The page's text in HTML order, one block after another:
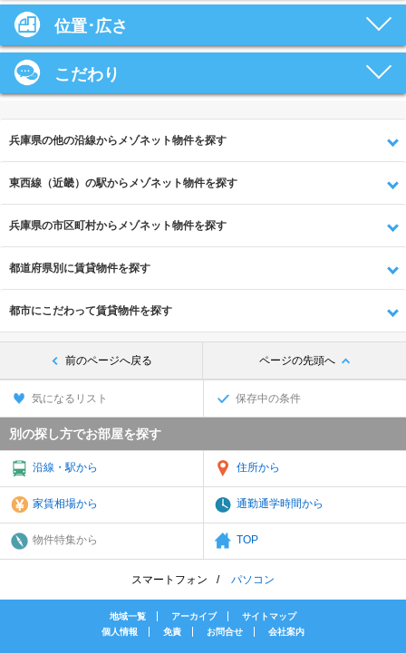
位置･広さ
こだわり
兵庫県の他の沿線からメゾネット物件を探す
東西線（近畿）の駅からメゾネット物件を探す
兵庫県の市区町村からメゾネット物件を探す
都道府県別に賃貸物件を探す
都市にこだわって賃貸物件を探す
前のページへ戻る ページの先頭へ
気になるリスト 保存中の条件
別の探し方でお部屋を探す
沿線・駅から 住所から
家賃相場から 通勤通学時間から
物件特集から TOP
スマートフォン パソコン
地域一覧 アーカイブ
サイトマップ
個人情報
免責 お問合せ 会社案内